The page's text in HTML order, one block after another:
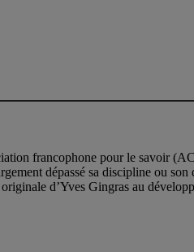
francophone pour le savoir
dépassé sa discipline ou
d’Yves Gingras au